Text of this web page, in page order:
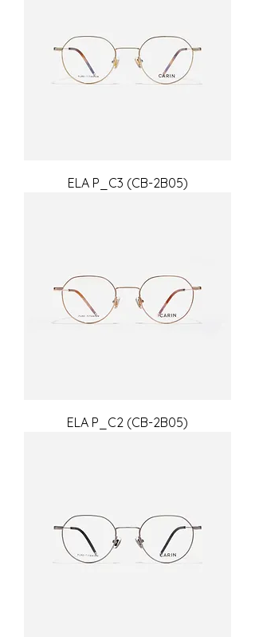
ELA P_C3 (CB-2B05)
ELA P_C2 (CB-2B05)